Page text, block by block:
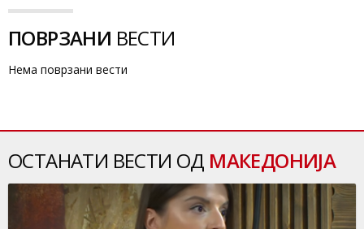
ПОВРЗАНИ ВЕСТИ
Нема поврзани вести
ОСТАНАТИ ВЕСТИ ОД МАКЕДОНИЈА